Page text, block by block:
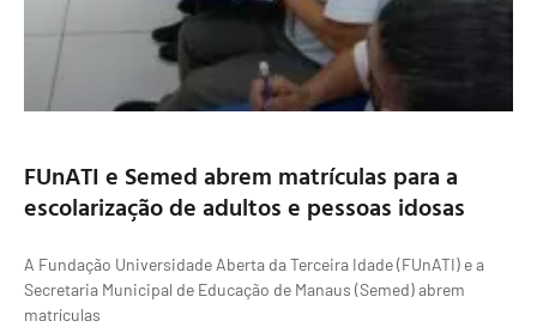
FUnATI e Semed abrem matrículas para a
escolarização de adultos e pessoas idosas
A Fundação Universidade Aberta da Terceira Idade (FUnATI) e a
Secretaria Municipal de Educação de Manaus (Semed) abrem
matrículas